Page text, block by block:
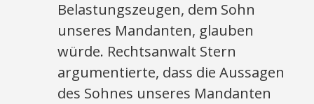
Belastungszeugen, dem Sohn
unseres Mandanten, glauben
würde. Rechtsanwalt Stern
argumentierte, dass die Aussagen
des Sohnes unseres Mandanten